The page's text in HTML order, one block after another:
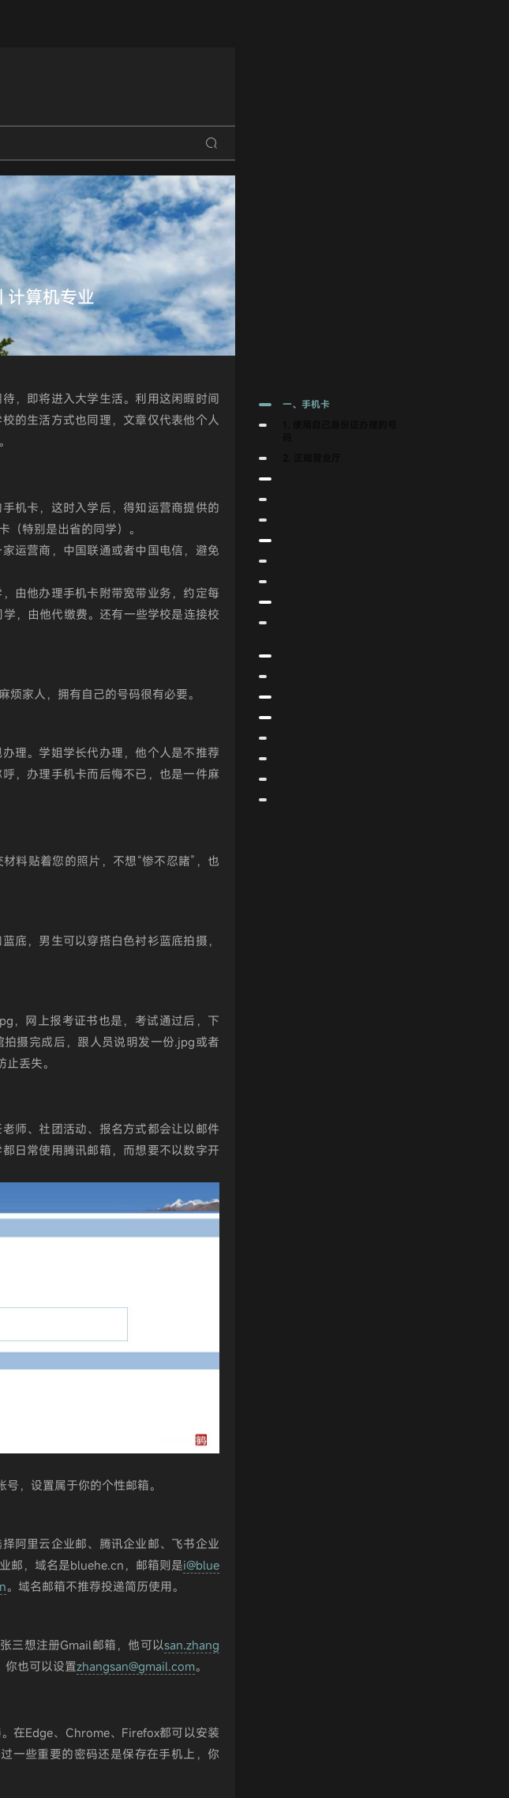
计算机专业
一、手机卡
，即将进入大学生活。利用这闲暇时间
的生活方式也同理，文章仅代表他个人
机卡，这时入学后，得知运营商提供的
（特别是出省的同学）。
运营商，中国联通或者中国电信，避免
由他办理手机卡附带宽带业务，约定每
，由他代缴费。还有一些学校是连接校
家人，拥有自己的号码很有必要。
理。学姐学长代办理，他个人是不推荐
，办理手机卡而后悔不已，也是一件麻
料贴着您的照片，不想“惨不忍睹”，也
底，男生可以穿搭白色衬衫蓝底拍摄，
，网上报考证书也是，考试通过后，下
摄完成后，跟人员说明发一份.jpg或者
丢失。
师、社团活动、报名方式都会让以邮件
日常使用腾讯邮箱，而想要不以数字开
，设置属于你的个性邮箱。
阿里云企业邮、腾讯企业邮、飞书企业
邮，域名是bluehe.cn，邮箱则是i@blue
。域名邮箱不推荐投递简历使用。
三想注册Gmail邮箱，他可以san.zhang
你也可以设置zhangsan@gmail.com。
在Edge、Chrome、Firefox都可以安装
一些重要的密码还是保存在手机上，你